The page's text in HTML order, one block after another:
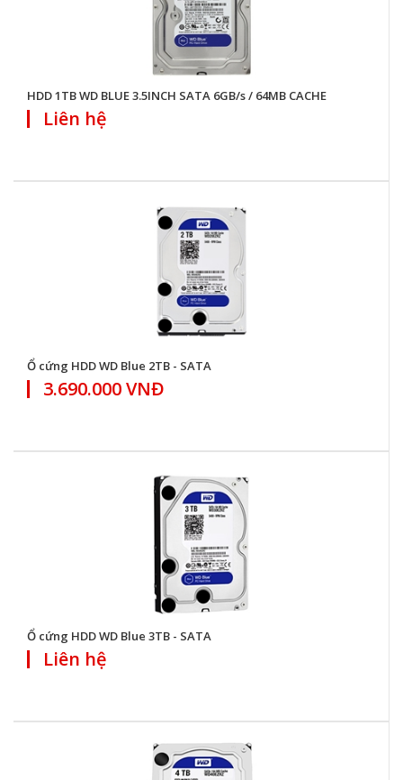
HDD 1TB WD BLUE 3.5INCH SATA 6GB/s / 64MB CACHE
Liên hệ
Ổ cứng HDD WD Blue 2TB - SATA
3.690.000 VNĐ
Ổ cứng HDD WD Blue 3TB - SATA
Liên hệ